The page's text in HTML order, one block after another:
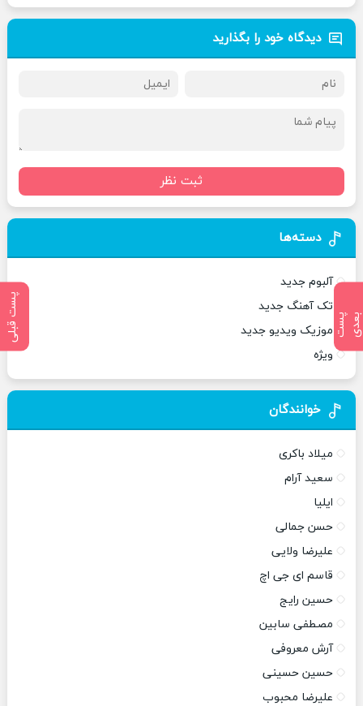
پ
س
ت
ب
ع
د ی پست قبلی
دیدگاه خود را بگذارید
ثبت نظر
دسته‌ها
آلبوم جدید
تک آهنگ جدید
موزیک ویدیو جدید
ویژه
خوانندگان
میلاد باکری
سعید آرام
ایلیا
حسن جمالی
علیرضا ولایی
قاسم ای جی اچ
حسین رایج
مصطفی سابین
آرش معروفی
حسین حسینی
علیرضا محبوب